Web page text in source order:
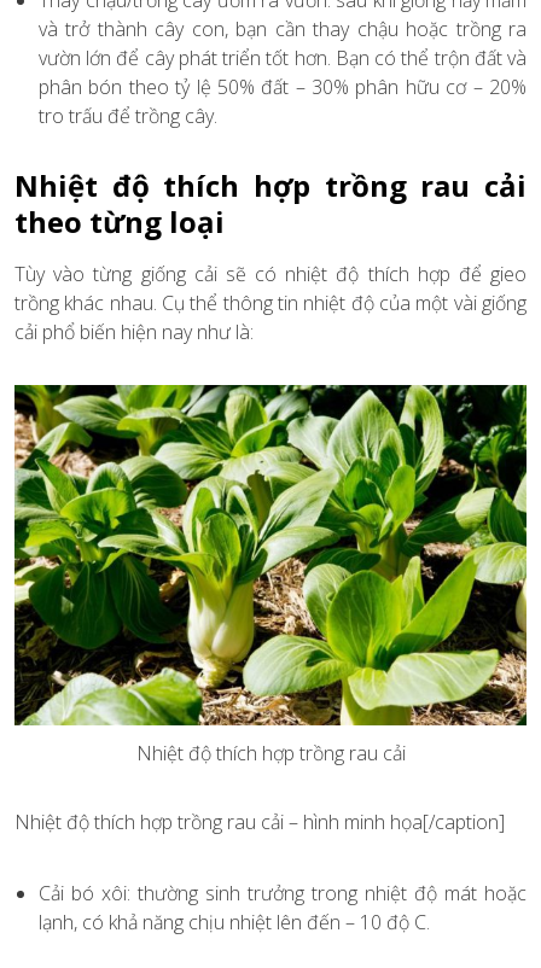
và trở thành cây con, bạn cần thay chậu hoặc trồng ra
vườn lớn để cây phát triển tốt hơn. Bạn có thể trộn đất và
phân bón theo tỷ lệ 50% đất – 30% phân hữu cơ – 20%
tro trấu để trồng cây.
Nhiệt độ thích hợp trồng rau cải
theo từng loại
Tùy vào từng giống cải sẽ có nhiệt độ thích hợp để gieo
trồng khác nhau. Cụ thể thông tin nhiệt độ của một vài giống
cải phổ biến hiện nay như là:
Nhiệt độ thích hợp trồng rau cải
Nhiệt độ thích hợp trồng rau cải – hình minh họa[/caption]
Cải bó xôi: thường sinh trưởng trong nhiệt độ mát hoặc
lạnh, có khả năng chịu nhiệt lên đến – 10 độ C.